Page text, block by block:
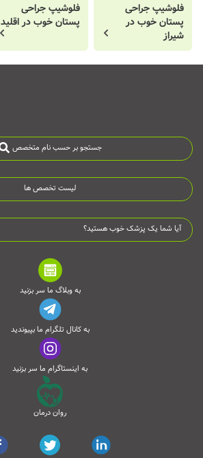
فلوشیپ جراحی
پستان خوب در
شیراز
فلوشیپ جراحی
پستان خوب در اقلید
جستجو بر حسب نام متخصص
لیست تخصص ها
آیا شما یک پزشک خوب هستید؟
به وبلاگ ما سر بزنید
به کانال تلگرام ما بپیوندید
به اینستاگرام ما سر بزنید
روان درمان